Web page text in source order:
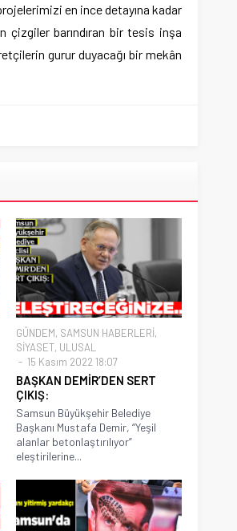
en ince detayına kadar
çizgiler barındıran bir tesis inşa
gurur duyacağı bir mekân
GÜNDEM, SAMSUN HABERLERİ,
SİYASET, ULUSAL
15 Kasım 2022 18:07
BAŞKAN DEMİR’DEN SERT
ÇIKIŞ:
Samsun Büyükşehir Belediye
Başkanı Mustafa Demir, “Yeşil
alanlar betonlaştırılıyor”
eleştirilerine...